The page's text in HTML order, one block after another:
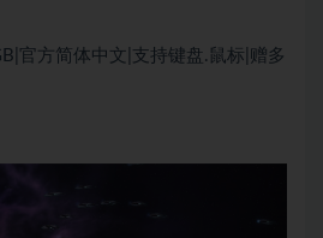
官方简体中文|支持键盘.鼠标|赠多